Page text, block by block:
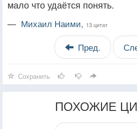
мало что удаётся понять.
— Михаил Наими, 13 цитат
Пред.
Сохранить
ПОХОЖИЕ